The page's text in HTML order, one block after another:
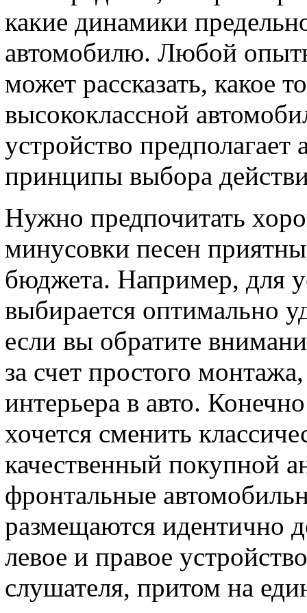
какие динамики
автомобилю. Любой
может рассказать, какое
высококлассной
устройство предполагает
принципы выбора
Нужно предпочитать
минусовки песен
бюджета. Например, для
выбирается оптимально
если вы обратите
за счет простого
интерьера в авто.
хочется сменить
качественный покупной
фронтальные
размещаются идентично
левое и правое
слушателя, притом на